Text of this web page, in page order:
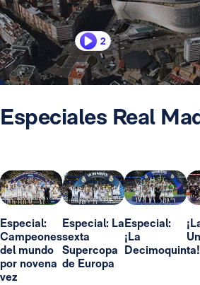
2
Especiales Real
Especial:
Campeones
del mundo
por novena
vez
Especial: La
sexta
Supercopa
de Europa
Especial:
¡La
Decimoquinta!